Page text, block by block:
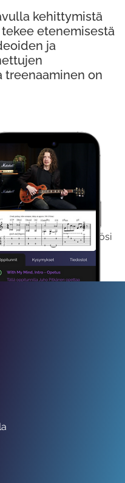
sisältömme käyttöösi
kehittymistä
etenemisestä
ja
treenaaminen on